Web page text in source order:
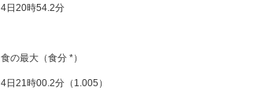
4日20時54.2分
食の最大（食分 *）
4日21時00.2分（1.005）